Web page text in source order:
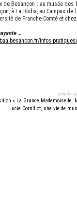
Besançon : au musée des
à La Rodia, au Campus de
de Franche-Comté et
…
infos-pratiques/
article
« La Grande Mademoiselle.
Lucie Cornillot, une vie de